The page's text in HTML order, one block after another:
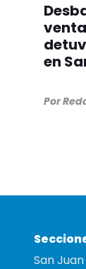
en
Por
San Juan